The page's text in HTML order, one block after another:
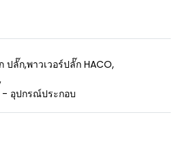
ปลั๊ก,พาวเวอร์ปลั๊ก HACO,
,
อุปกรณ์ประกอบ